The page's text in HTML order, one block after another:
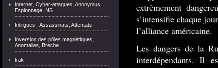
Internet, Cyber-attaques, Anonymus,
Espionnage, NS
Intrigues - Assassinats, Attentats
Inversion des pôles magnétiques,
Anomalies, Brèche
Irak
extrêmement
s’intensifie chaque
l’alliance américaine.
Les dangers de la
interdépendants. Il